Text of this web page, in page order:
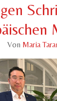
Von Maria